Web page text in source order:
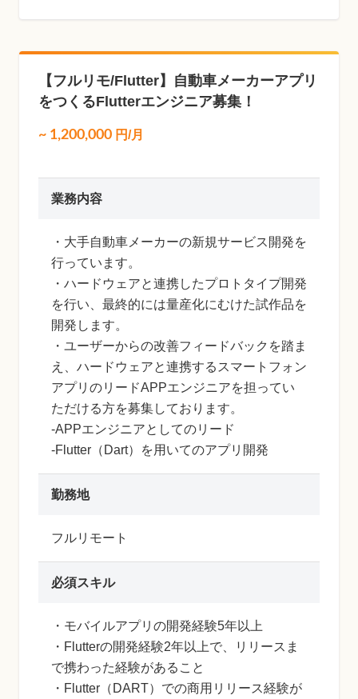
【フルリモ/Flutter】自動車メーカーアプリ
をつくるFlutterエンジニア募集！
~ 1,200,000 円/月
業務内容
・大手自動車メーカーの新規サービス開発を
行っています。
・ハードウェアと連携したプロトタイプ開発
を行い、最終的には量産化にむけた試作品を
開発します。
・ユーザーからの改善フィードバックを踏ま
え、ハードウェアと連携するスマートフォン
アプリのリードAPPエンジニアを担ってい
ただける方を募集しております。
-APPエンジニアとしてのリード
-Flutter（Dart）を用いてのアプリ開発
勤務地
フルリモート
必須スキル
・モバイルアプリの開発経験5年以上
・Flutterの開発経験2年以上で、リリースま
で携わった経験があること
・Flutter（DART）での商用リリース経験が